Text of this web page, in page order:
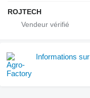
ROJTECH
Informations